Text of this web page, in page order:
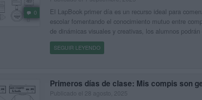
0
El LapBook primer día es un recurso ideal para
escolar fomentando el conocimiento mutuo entre
de dinámicas visuales y creativas, los alumnos
SEGUIR LEYENDO
Primeros días de clase: Mis compis son
Publicado el 28 agosto, 2025